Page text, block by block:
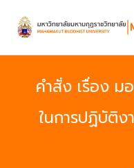
content
คำสั่ง เรื่อง ม
ในการปฏิบัติ